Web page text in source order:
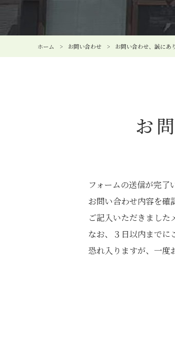
ホーム > お問い合わせ > お問い合わせ、誠にあ
お
フォームの送信が完了
お問い合わせ内容を確
ご記入いただきました
なお、３日以内までに
恐れ入りますが、一度